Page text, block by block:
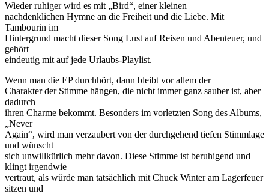
Wieder ruhiger wird es mit „Bird“, einer kleinen
nachdenklichen Hymne an die Freiheit und die Liebe. Mit
Tambourin im
Hintergrund macht dieser Song Lust auf Reisen und Abenteuer, und
gehört
eindeutig mit auf jede Urlaubs-Playlist.
Wenn man die EP durchhört, dann bleibt vor allem der
Charakter der Stimme hängen, die nicht immer ganz sauber ist, aber
dadurch
ihren Charme bekommt. Besonders im vorletzten Song des Albums,
„Never
Again“, wird man verzaubert von der durchgehend tiefen Stimmlage
und wünscht
sich unwillkürlich mehr davon. Diese Stimme ist beruhigend und
klingt irgendwie
vertraut, als würde man tatsächlich mit Chuck Winter am Lagerfeuer
sitzen und